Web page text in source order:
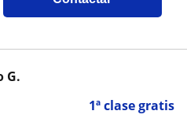
1ª clase gratis
G.